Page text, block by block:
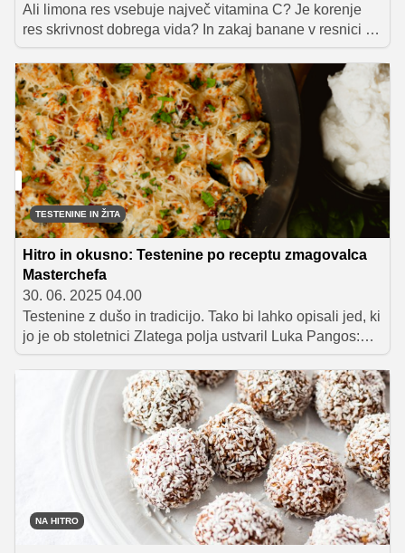
Ali limona res vsebuje največ vitamina C? Je korenje
res skrivnost dobrega vida? In zakaj banane v resnici ne
rastejo na drevesih? V tem članku razkrivamo
najpogostejše mite o sadju in zelenjavi, ter odkrivamo,
zakaj so ta živila ključna za zdravje. Na koncu pa vas
čaka še kratek kviz, s katerim lahko preverite svoje
znanje.
TESTENINE IN ŽITA
Hitro in okusno: Testenine po receptu zmagovalca
Masterchefa
30. 06. 2025 04.00
Testenine z dušo in tradicijo. Tako bi lahko opisali jed, ki
jo je ob stoletnici Zlatega polja ustvaril Luka Pangos:
polnjene testeninske školjke z bešamelom in šunko. Gre
za recept, ki ni le okusen, temveč tudi simbolično
povezuje preteklost in sedanjost. Recept, ki črpa iz
stoletne tradicije testenin v Sloveniji, a je hkrati
popolnoma sodoben v okusu, izgledu in pripravi.
NA HITRO